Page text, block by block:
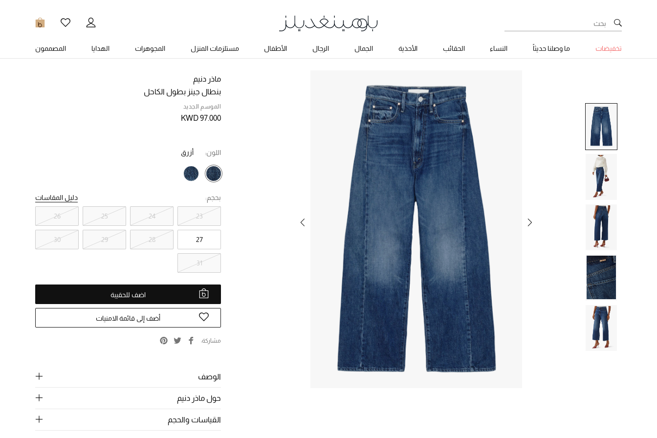
0
تخفيضات ما وصلنا حديثاً النساء الحقائب الأحذية الجمال الرجال الأطفال مستلزمات المنزل المجوهرات الهدايا المصممون
ماذر دنيم
بنطال جينز بطول الكاحل
الموسم الجديد
KWD 97.000
اللون: أزرق
بحجم: دليل المقاسات
23
24
25
26
27
28
29
30
31
اضف للحقيبة
أضف إلى قائمة الامنيات
مشاركة
الوصف
حول ماذر دنيم
القياسات والحجم